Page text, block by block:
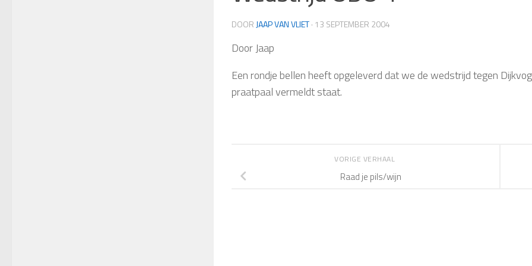
DOOR JAAP VAN VLIET· 13 SEPTEMBER 2004
Door Jaap
Een rondje bellen heeft opgeleverd dat we de wedstrijd tegen
praatpaal vermeldt staat.
VORIGE VERHAAL
Raad je pils/wijn